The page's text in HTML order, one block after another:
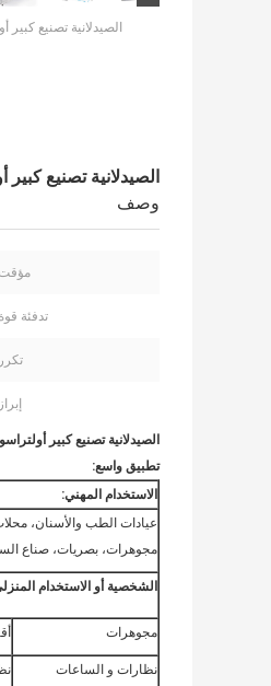
الصيدلانية تصنيع كبير
الصيدلانية تصنيع كبير
وصف
تدفئة
الصيدلانية تصنيع كبير
تطبيق واسع:
الاستخدام المهني:
عيادات الطب والأسنان،
مجوهرات، بصريات، صناع
الشخصية أو الاستخدام
مجوهرات
نظارات و الساعات